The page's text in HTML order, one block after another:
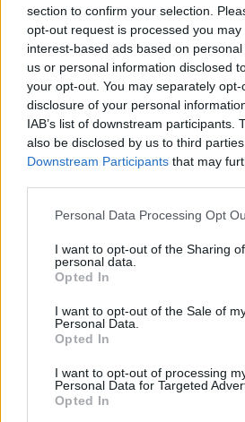
section to confirm your selection.
opt-out request is processed you may
interest-based ads based on
us or personal information disclosed
your opt-out. You may separately
disclosure of your personal
IAB’s list of downstream participants.
also be disclosed by us to third
Downstream Participants that may
Please note that this website/app
not limited to your visit or usage
grant or deny consent to Google and
use your data for below specified
consent section.
Personal Data Processing Opt
I want to opt-out of the Sharing
personal data.
Opted In
I want to opt-out of the Sale of
Personal Data.
Opted In
I want to opt-out of processing
Personal Data for Targeted
Opted In
A megtartó örvény
"Terhem hordom, cipelem.
dolgaimról. Feledni próbálom
tisztítom sebeimet és kavarom
körül. Egyedül vagyok -
magamon kívülre - el. Tovaszáll
a bátorságom is már.
sikolyt…